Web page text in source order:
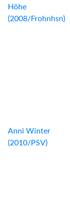
Höhe
(2008/Frohnhsn)
Anni Winter
(2010/PSV)